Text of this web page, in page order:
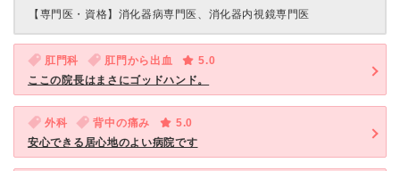
【専門医・資格】 消化器病専門医、消化器内視鏡専門医
肛門科 肛門から出血
5.0
ここの院長はまさにゴッドハンド。
外科 背中の痛み
5.0
安心できる居心地のよい病院です